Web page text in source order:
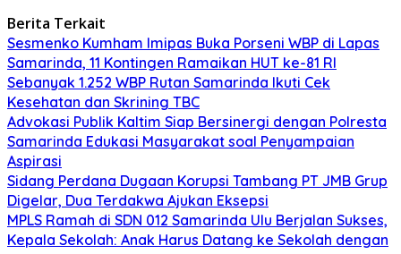
Berita Terkait
Sesmenko Kumham Imipas Buka Porseni WBP di Lapas
Samarinda, 11 Kontingen Ramaikan HUT ke-81 RI
Sebanyak 1.252 WBP Rutan Samarinda Ikuti Cek
Kesehatan dan Skrining TBC
Advokasi Publik Kaltim Siap Bersinergi dengan Polresta
Samarinda Edukasi Masyarakat soal Penyampaian
Aspirasi
Sidang Perdana Dugaan Korupsi Tambang PT JMB Grup
Digelar, Dua Terdakwa Ajukan Eksepsi
MPLS Ramah di SDN 012 Samarinda Ulu Berjalan Sukses,
Kepala Sekolah: Anak Harus Datang ke Sekolah dengan